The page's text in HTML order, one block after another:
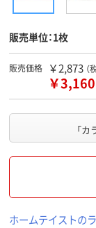
販売単位：1枚
販売価格 ￥2,873 （
￥3,160
「
ホームテイストの